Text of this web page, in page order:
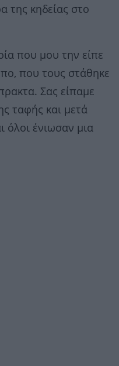
της κηδείας στο
που μου την είπε
που τους στάθηκε
Σας είπαμε
ταφής και μετά
όλοι ένιωσαν μια